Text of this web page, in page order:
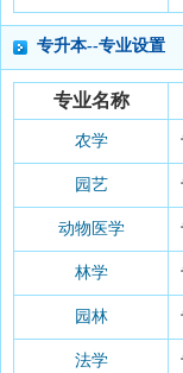
专升本--专业设置
注：初
专业名称
农学
园艺
动物医学
林学
园林
法学